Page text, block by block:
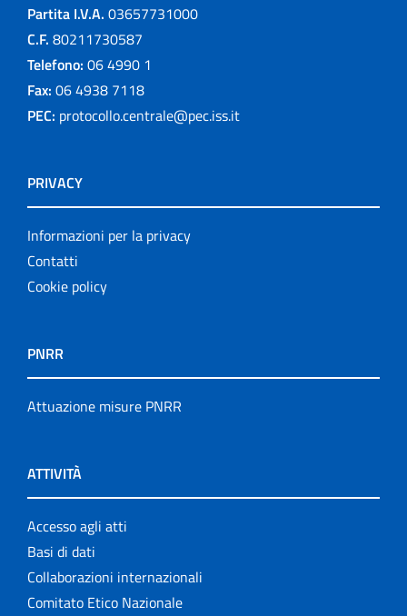
Partita I.V.A. 03657731000
C.F. 80211730587
Telefono: 06 4990 1
Fax: 06 4938 7118
PEC: protocollo.centrale@pec.iss.it
PRIVACY
Informazioni per la privacy
Contatti
Cookie policy
PNRR
Attuazione misure PNRR
ATTIVITÀ
Accesso agli atti
Basi di dati
Collaborazioni internazionali
Comitato Etico Nazionale